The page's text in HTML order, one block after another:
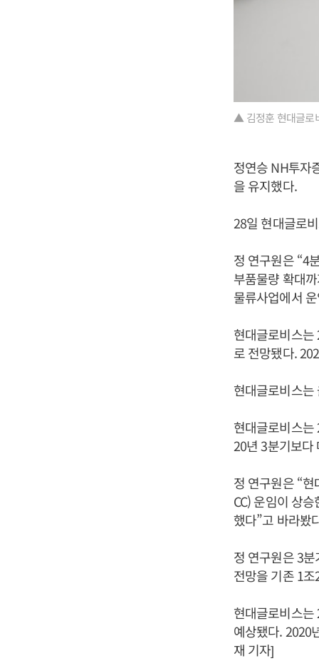
▲ 김정훈 현대글로
정연승 NH투자
을 유지했다.
28일 현대글로
정 연구원은 “4
부품물량 확대
물류사업에서
현대글로비스
로 전망됐다.
현대글로비스는
현대글로비스
20년 3분기보다
정 연구원은 “
CC) 운임이 상
했다”고 바라봤
정 연구원은 3
전망을 기존 1
현대글로비스
예상됐다. 2020
재 기자]